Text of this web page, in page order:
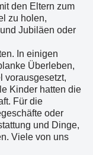
den Eltern zum
zu holen,
Jubiläen oder
In einigen
Überleben,
vorausgesetzt,
Kinder hatten die
Für die
oder
und Dinge,
Viele von uns